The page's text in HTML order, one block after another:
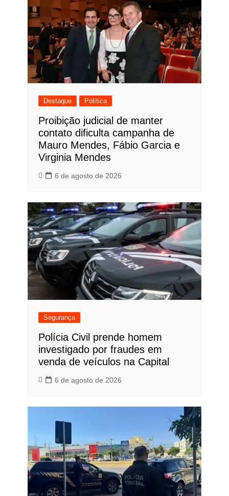
Destaque Política
Proibição judicial de manter
contato dificulta campanha de
Mauro Mendes, Fábio Garcia e
Virginia Mendes
6 de agosto de 2026
Segurança
Polícia Civil prende homem
investigado por fraudes em
venda de veículos na Capital
6 de agosto de 2026